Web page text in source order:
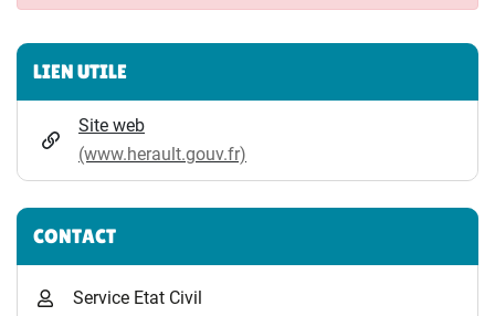
Informations complémentaires
LIEN UTILE
Site web
(www.herault.gouv.fr)
CONTACT
Service Etat Civil